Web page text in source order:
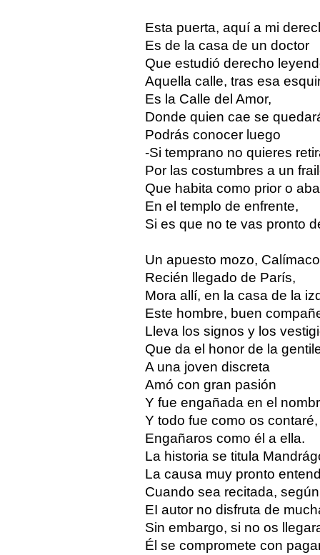
Esta puerta, aquí a mi
Es de la casa de un doctor
Que estudió derecho
Aquella calle, tras esa
Es la Calle del Amor,
Donde quien cae se
Podrás conocer luego
-Si temprano no quieres
Por las costumbres a un
Que habita como prior o
En el templo de enfrente,
Si es que no te vas pronto
Un apuesto mozo,
Recién llegado de París,
Mora allí, en la casa de la
Este hombre, buen
Lleva los signos y los
Que da el honor de la
A una joven discreta
Amó con gran pasión
Y fue engañada en el
Y todo fue como os
Engañaros como él a ella.
La historia se titula
La causa muy pronto
Cuando sea recitada,
EI autor no disfruta de
Sin embargo, si no os
Él se compromete con